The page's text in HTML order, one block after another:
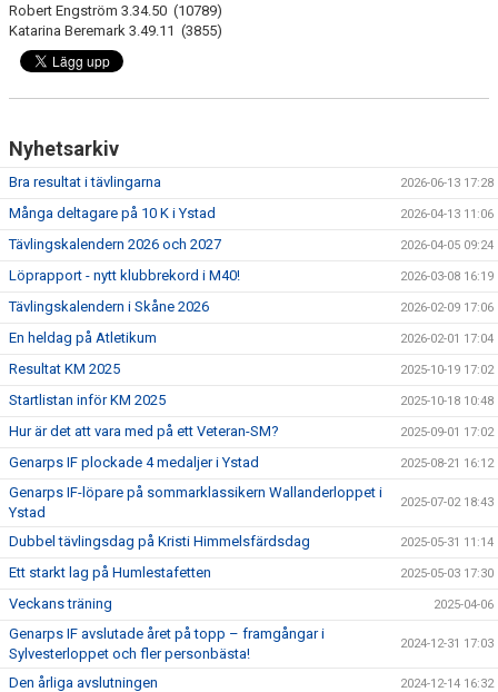
Robert Engström 3.34.50 (10789)
Katarina Beremark 3.49.11 (3855)
Nyhetsarkiv
Bra resultat i tävlingarna 2026-06-13 17:28
Många deltagare på 10 K i Ystad 2026-04-13 11:06
Tävlingskalendern 2026 och 2027 2026-04-05 09:24
Löprapport - nytt klubbrekord i M40! 2026-03-08 16:19
Tävlingskalendern i Skåne 2026 2026-02-09 17:06
En heldag på Atletikum 2026-02-01 17:04
Resultat KM 2025 2025-10-19 17:02
Startlistan inför KM 2025 2025-10-18 10:48
Hur är det att vara med på ett Veteran-SM? 2025-09-01 17:02
Genarps IF plockade 4 medaljer i Ystad 2025-08-21 16:12
Genarps IF-löpare på sommarklassikern Wallanderloppet i
Ystad
2025-07-02 18:43
Dubbel tävlingsdag på Kristi Himmelsfärdsdag 2025-05-31 11:14
Ett starkt lag på Humlestafetten 2025-05-03 17:30
Veckans träning 2025-04-06
Genarps IF avslutade året på topp – framgångar i
Sylvesterloppet och fler personbästa!
2024-12-31 17:03
Den årliga avslutningen 2024-12-14 16:32